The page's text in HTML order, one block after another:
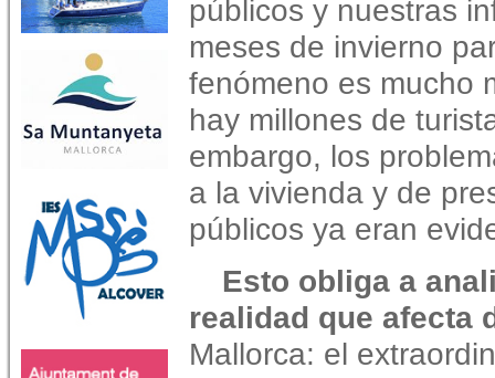
públicos y nuestras
meses de invierno
fenómeno es mucho
hay millones de
embargo, los
a la vivienda y de
públicos ya eran
Esto obliga a
realidad que afecta
Mallorca: el